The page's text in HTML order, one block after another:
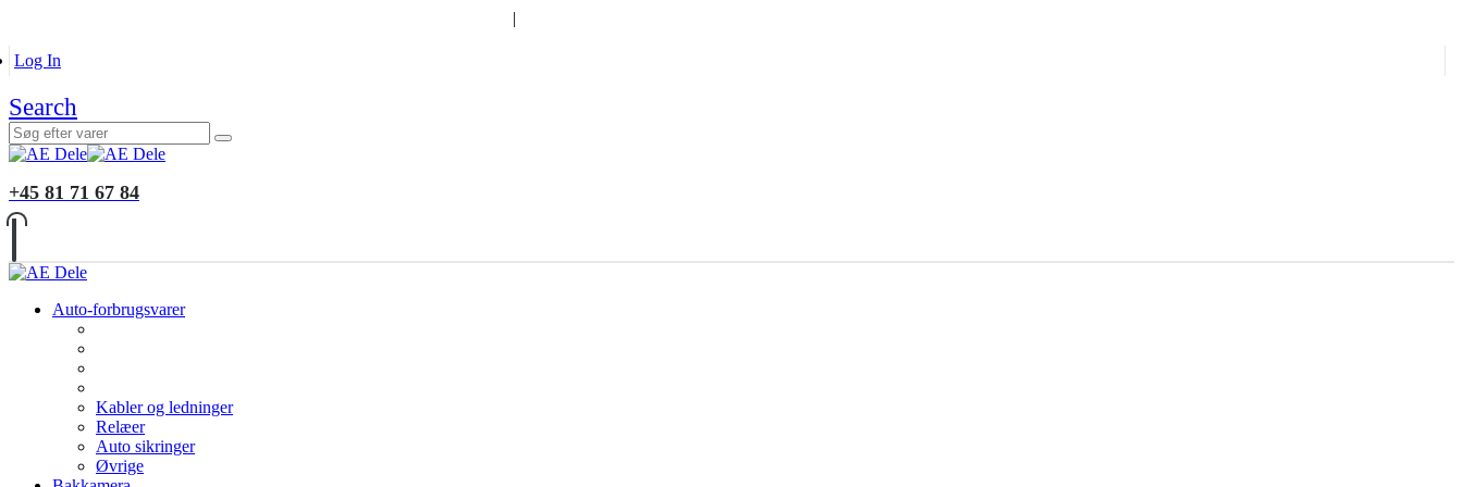
|
Log In
Search
+45 81 71 67 84
Auto-forbrugsvarer
Kabler og ledninger
Relæer
Auto sikringer
Øvrige